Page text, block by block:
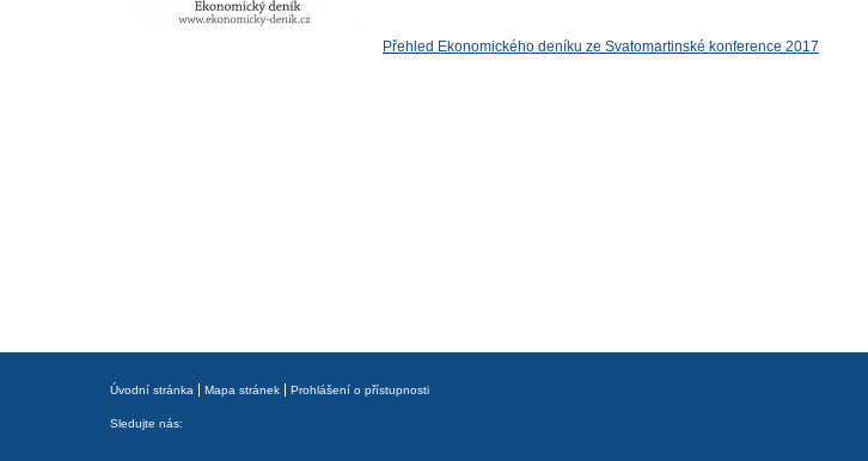
Přehled Ekonomického deníku ze Svatomartinské konference 2017
Úvodní stránka Mapa stránek Prohlášení o přístupnosti
Sledujte nás: